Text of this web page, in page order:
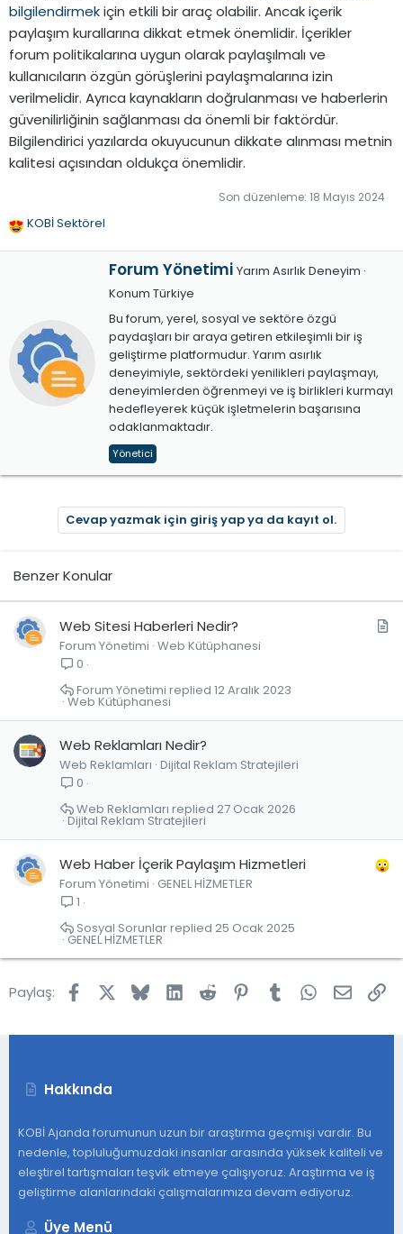
bilgilendirmekiçin etkili bir araç olabilir. Ancak içerik
paylaşım kurallarına dikkat etmek önemlidir. İçerikler
forum politikalarına uygun olarak paylaşılmalı ve
kullanıcıların özgün görüşlerini paylaşmalarına izin
verilmelidir. Ayrıca kaynakların doğrulanması ve haberlerin
güvenilirliğinin sağlanması da önemli bir faktördür.
Bilgilendirici yazılarda okuyucunun dikkate alınması metnin
kalitesi açısından oldukça önemlidir.
Son düzenleme: 18 Mayıs 2024
T
e
KOBİ Sektörel
Y
z
a
r
Forum Yönetimi Yarım Asırlık Deneyim ·
Konum Türkiye
Bu forum, yerel, sosyal ve sektöre özgü
paydaşları bir araya getiren etkileşimli bir iş
geliştirme platformudur. Yarım asırlık
deneyimiyle, sektördeki yenilikleri paylaşmayı,
deneyimlerden öğrenmeyi ve iş birlikleri kurmayı
hedefleyerek küçük işletmelerin başarısına
odaklanmaktadır.
Yönetici
Cevap yazmak için giriş yap ya da kayıt ol.
Benzer Konular
Web Sitesi Haberleri Nedir?
Forum Yönetimi Web Kütüphanesi
0
Web Kütüphanesi
12 Aralık 2023
Forum Yönetimi
Web Reklamları Nedir?
Web Reklamları Dijital Reklam Stratejileri
0
Dijital Reklam Stratejileri
27 Ocak 2026
Web Reklamları
Web Haber İçerik Paylaşım Hizmetleri
Forum Yönetimi GENEL HİZMETLER
1
GENEL HİZMETLER
25 Ocak 2025
Sosyal Sorunlar
Paylaş: FacebookBlueskyLinkedInReddit Pinterest
Tumblr WhatsApp
E-
Hakkında
KOBİ Ajanda forumunun uzun bir araştırma geçmişi vardır. Bu
nedenle, topluluğumuzdaki insanlar arasında yüksek kaliteli ve
eleştirel tartışmaları teşvik etmeye çalışıyoruz. Araştırma ve iş
geliştirme alanlarındaki çalışmalarımıza devam ediyoruz.
Üye Menü